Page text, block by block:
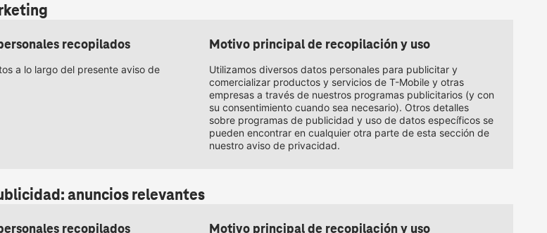
recopilados
a lo largo del presente aviso de
Motivo principal de recopilación y uso
Utilizamos diversos datos personales para publicitar y
comercializar productos y servicios de T-Mobile y otras
empresas a través de nuestros programas publicitarios (y con
su consentimiento cuando sea necesario). Otros detalles
sobre programas de publicidad y uso de datos específicos se
pueden encontrar en cualquier otra parte de esta sección de
nuestro aviso de privacidad.
anuncios relevantes
recopilados Motivo principal de recopilación y uso